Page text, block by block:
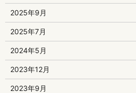
2025年9月
2025年7月
2024年5月
2023年12月
2023年9月